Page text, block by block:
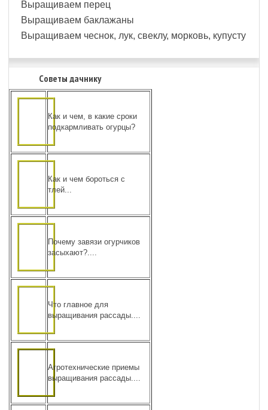
Выращиваем перец
Выращиваем баклажаны
Выращиваем чеснок, лук, свеклу, морковь, купусту
Советы дачнику
Как и чем, в какие сроки
подкармливать огурцы?
Как и чем бороться с
тлей...
Почему завязи огурчиков
засыхают?....
Что главное для
выращивания рассады....
Агротехнические приемы
выращивания рассады....